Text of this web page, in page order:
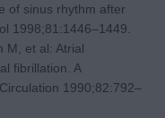
of sinus rhythm after
1998;81:1446–1449.
M, et al: Atrial
fibrillation. A
1990;82:792–